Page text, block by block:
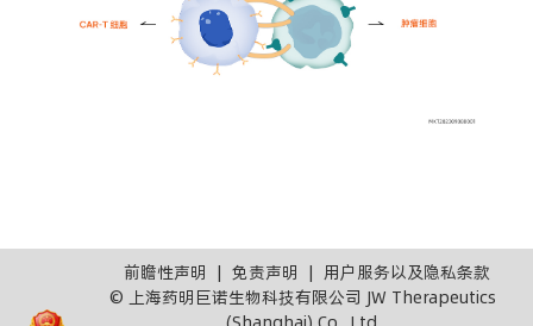
前瞻性声明 | 免责声明 | 用户服务以及隐私条款
© 上海药明巨诺生物科技有限公司 JW Therapeutics